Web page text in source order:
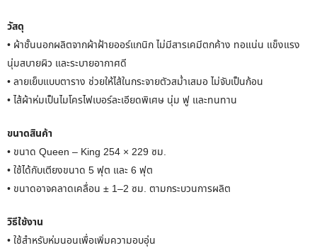
วัสดุ
• ผ้าชั้นนอกผลิตจากผ้าฝ้ายออร์แกนิก ไม่มีสารเคมีตกค้าง ทอแน่น แข็งแรง
นุ่มสบายผิว และระบายอากาศดี
• ลายเย็บแบบตาราง ช่วยให้ไส้ในกระจายตัวสม่ำเสมอ ไม่จับเป็นก้อน
• ไส้ผ้าห่มเป็นไมโครไฟเบอร์ละเอียดพิเศษ นุ่ม ฟู และทนทาน
ขนาดสินค้า
• ขนาด Queen – King 254 × 229 ซม.
• ใช้ได้กับเตียงขนาด 5 ฟุต และ 6 ฟุต
• ขนาดอาจคลาดเคลื่อน ± 1–2 ซม. ตามกระบวนการผลิต
วิธีใช้งาน
• ใช้สำหรับห่มนอนเพื่อเพิ่มความอบอุ่น